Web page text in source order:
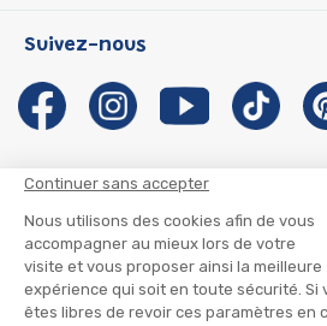
Continuer sans accepter
Nous utilisons des cookies afin de vous
accompagner au mieux lors de votre
visite et vous proposer ainsi la meilleure
expérience qui soit en toute sécurité. Si
êtes libres de revoir ces paramètres en
Les Influenceuses
Migali
Petite Taupe
Notre histoire
Auzou s'engage
Auteurs et illustrateurs Auzou
Suivre mon colis
Infos consommateur
Suivez-nous
CGU
CGV
Mentions